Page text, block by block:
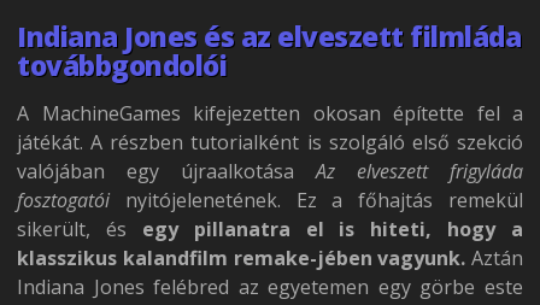
Indiana Jones és az elveszett filmláda
továbbgondolói
A MachineGames kifejezetten okosan építette fel a
játékát. A részben tutorialként is szolgáló első szekció
valójában egy újraalkotásaAz elveszett frigyláda
fosztogatói nyitójelenetének. Ez a főhajtás remekül
sikerült, és egy pillanatra el is hiteti, hogy a
klasszikus kalandfilm remake-jében vagyunk. Aztán
Indiana Jones felébred az egyetemen egy görbe este